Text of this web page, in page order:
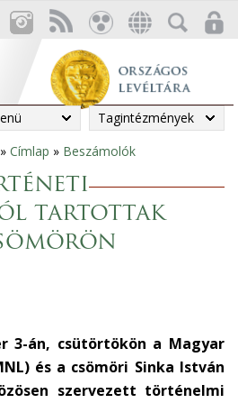
Tagintézmények
» Címlap » Beszámolók
tartottak
3-án, csütörtökön a Magyar
és a csömöri Sinka István
szervezett történelmi